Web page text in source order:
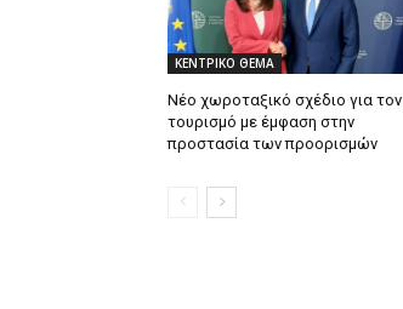
ΚΕΝΤΡΙΚΟ ΘΕΜΑ
Νέο χωροταξικό σχέδιο για τον
τουρισμό με έμφαση στην
προστασία των προορισμών